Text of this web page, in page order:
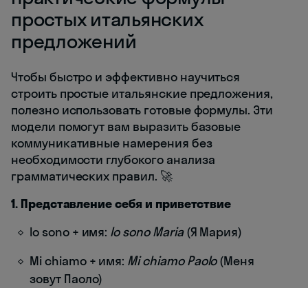
простых итальянских
предложений
Чтобы быстро и эффективно научиться
строить простые итальянские предложения,
полезно использовать готовые формулы. Эти
модели помогут вам выразить базовые
коммуникативные намерения без
необходимости глубокого анализа
грамматических правил. 🚀
1. Представление себя и приветствие
Io sono + имя: Io sono Maria(Я Мария)
Mi chiamo + имя: Mi chiamo Paolo(Меня
зовут Паоло)